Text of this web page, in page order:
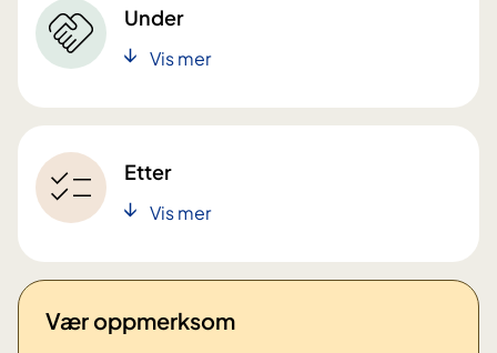
Under
Vis mer
Etter
Vis mer
Vær oppmerksom